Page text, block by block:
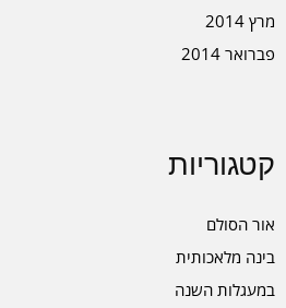
מרץ 2014
פברואר 2014
קטגוריות
אור הסולם
בינה מלאכותית
במעגלות השנה